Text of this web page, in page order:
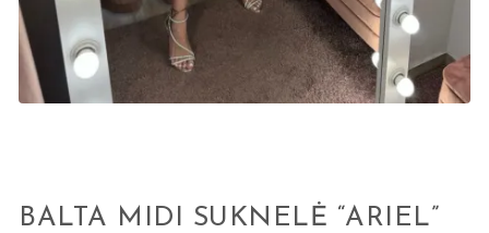
BALTA MIDI SUKNELĖ “ARIEL”